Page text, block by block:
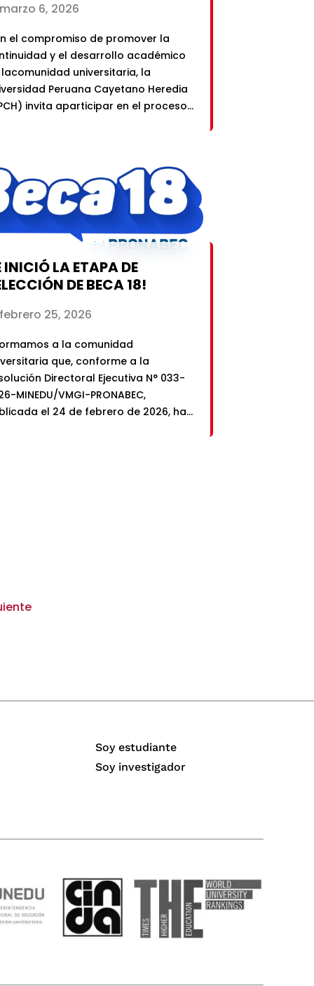
6, 2026
el compromiso de promover la
y el desarrollo académico
universitaria, la
Peruana Cayetano Heredia
invita aparticipar en el proceso
Hijos de Personal UPCH
es otorgada a
oestudiantes de pregrado
la universidad […]
INICIÓ LA ETAPA DE
DE BECA 18!
25, 2026
a la comunidad
que, conforme a la
Directoral Ejecutiva N° 033-
MINEDU/VMGI-PRONABEC,
el 24 de febrero de 2026, ha
Soy estudiante
Soy investigador